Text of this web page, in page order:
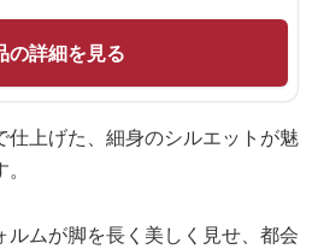
の詳細を見る
仕上げた、細身のシルエットが魅
ルムが脚を長く美しく見せ、都会